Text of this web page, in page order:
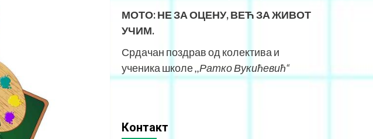
МОТО:НЕ ЗА ОЦЕНУ, ВЕЋ ЗА ЖИВОТ
УЧИМ.
Срдачан поздрав од колектива и
ученика школе,,Ратко Вукићевић“
Контакт